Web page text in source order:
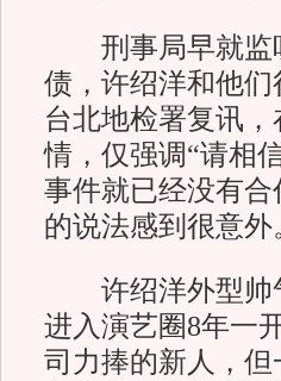
刑事局早就监
债，许绍洋和他
台北地检署复讯
情，仅强调“请相
事件就已经没有
的说法感到很意外
许绍洋外型帅
进入演艺圈8年一
司力捧的新人，